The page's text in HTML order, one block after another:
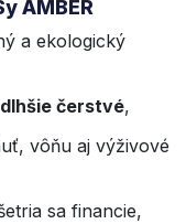
AMBER
a ekologický
čerstvé,
vôňu aj výživové
sa financie,